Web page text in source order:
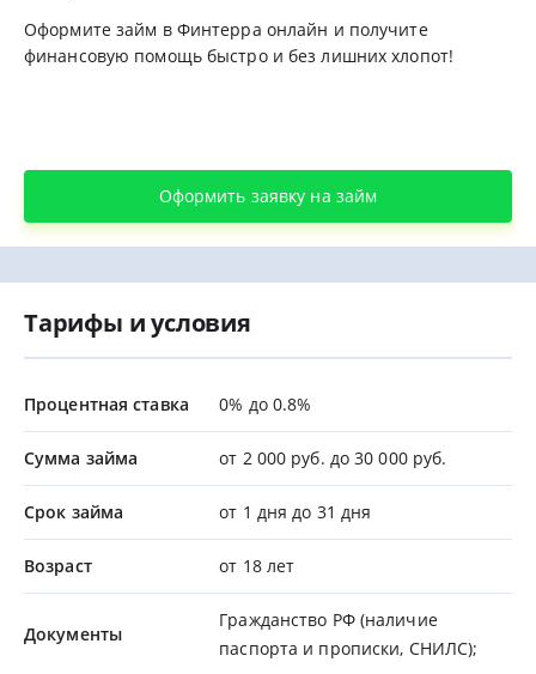
Оформите займ в Финтерра онлайн и получите
финансовую помощь быстро и без лишних хлопот!
Оформить заявку на займ
Тарифы и условия
Процентная ставка 0% до 0.8%
Сумма займа от 2 000 руб. до 30 000 руб.
Срок займа от 1 дня до 31 дня
Возраст от 18 лет
Документы
Гражданство РФ (наличие
паспорта и прописки, СНИЛС);